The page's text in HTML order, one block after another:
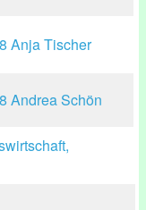
Anja Tischer
Andrea Schön